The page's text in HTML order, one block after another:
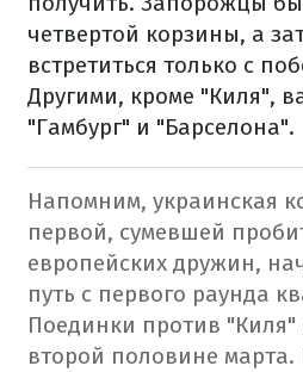
четвертой корзины, а
встретиться только с
Другими, кроме "Киля",
"Гамбург" и "Барселона".
Напомним, украинская
первой, сумевшей
европейских дружин,
путь с первого раунда
Поединки против "Киля"
второй половине